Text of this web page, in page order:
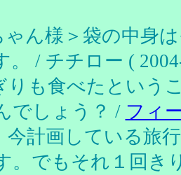
ん様＞袋の中身
。 / チチロー (
りも食べたという
でしょう？ / フィ
今計画している旅
。でもそれ１回き